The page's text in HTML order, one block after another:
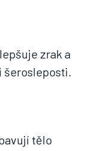
zrak a
šerosleposti.
tělo